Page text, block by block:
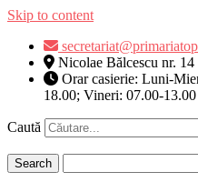
Skip to content
Nicolae Bălcescu nr.
Orar casierie: Luni-
18.00; Vineri: 07.00-13.00
Caută